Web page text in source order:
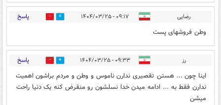
رضایی ۰۹:۱۷ - ۱۴۰۴/۰۳/۲۵ 4 پاسخ
وطن فروشهای پست
رز ۰۹:۳۳ - ۱۴۰۴/۰۳/۲۵ 3 پاسخ
اینا چون ... هستن تقصیری ندارن ناموس و وطن و مردم براشون اهمیت
ندارن فقط به ... ادامه میدن خدا نسلشون رو منقرض کنه یک دنیا راحت
میشن